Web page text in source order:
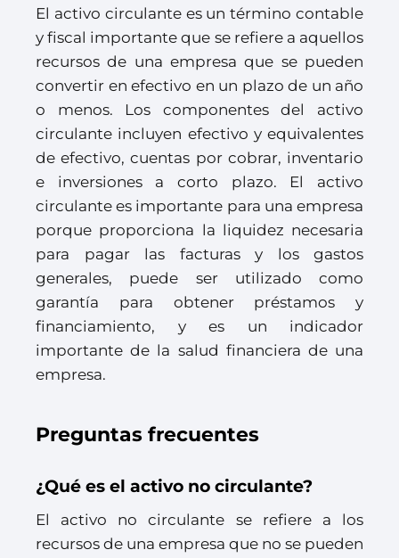
El activo circulante es un término contable
y fiscal importante que se refiere a aquellos
recursos de una empresa que se pueden
convertir en efectivo en un plazo de un año
o menos. Los componentes del activo
circulante incluyen efectivo y equivalentes
de efectivo, cuentas por cobrar, inventario
e inversiones a corto plazo. El activo
circulante es importante para una empresa
porque proporciona la liquidez necesaria
para pagar las facturas y los gastos
generales, puede ser utilizado como
garantía para obtener préstamos y
financiamiento, y es un indicador
importante de la salud financiera de una
empresa.
Preguntas frecuentes
¿Qué es el activo no circulante?
El activo no circulante se refiere a los
recursos de una empresa que no se pueden